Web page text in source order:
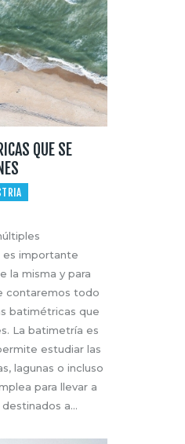
QUE SE
es importante
la misma y para
contaremos todo
batimétricas que
La batimetría es
estudiar las
lagunas o incluso
para llevar a
a…